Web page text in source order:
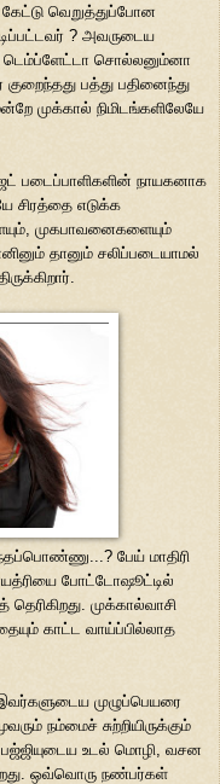
வெறுத்துப்போன
? அவருடைய
டெம்ப்ளேட்டா சொல்லனும்னா
பத்து பதினைந்து
முக்கால் நிமிடங்களிலேயே
படைப்பாளிகளின் நாயகனாக
சிரத்தை எடுக்க
முகபாவனைகளையும்
தானும் சலிப்படையாமல்
பேய் மாதிரி
போட்டோஷூட்டில்
முக்கால்வாசி
காட்ட வாய்ப்பில்லாத
முழுப்பெயரை
நம்மைச் சுற்றியிருக்கும்
பஜ்ஜியுடைய உடல் மொழி, வசன
ஒவ்வொரு நண்பர்கள்